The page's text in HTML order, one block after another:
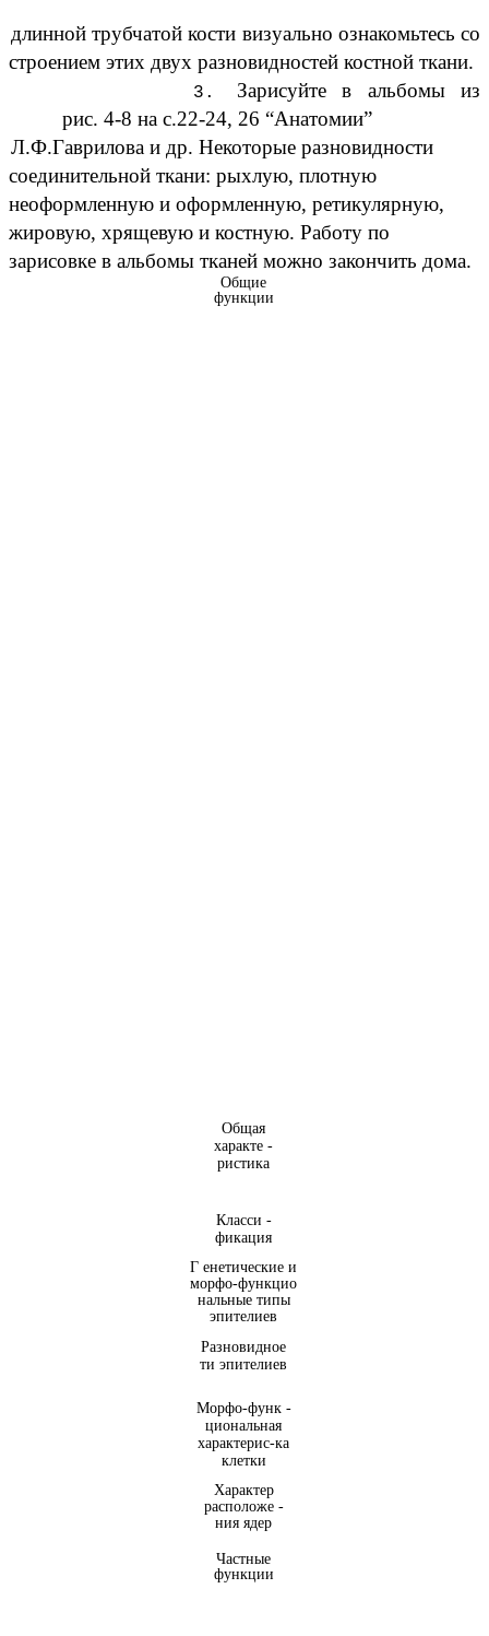
длинной трубчатой кости визуально ознакомьтесь со
строением этих двух разновидностей костной ткани.
Зарисуйте в альбомы из
рис. 4-8 на с.22-24, 26 “Анатомии”
Л.Ф.Гаврилова и др. Некоторые разновидности
соединительной ткани: рыхлую, плотную
неоформленную и оформленную, ретикулярную,
жировую, хрящевую и костную. Работу по
зарисовке в альбомы тканей можно закончить дома.
Общие
функции
Общая
характе -
ристика
Класси -
фикация
Г енетические и
морфо-функцио
нальные типы
эпителиев
Разновидное
ти эпителиев
Морфо-функ -
циональная
характерис-ка
клетки
Характер
расположе -
ния ядер
Частные
функции